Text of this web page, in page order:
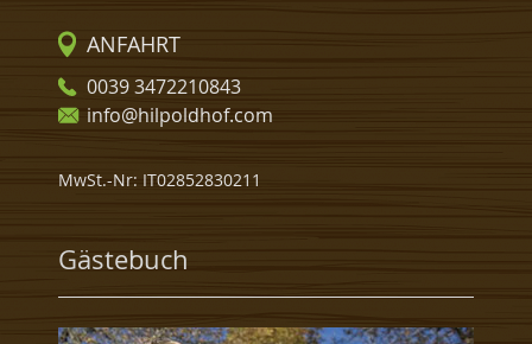
ANFAHRT
0039 3472210843
info@hilpoldhof.com
MwSt.-Nr: IT02852830211
Gästebuch